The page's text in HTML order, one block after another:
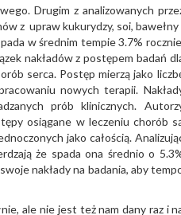
Drugim z analizowanych
z upraw kukurydzy, soi, bawełny
w średnim tempie 3.7%
nakładów z postępem badań
serca. Postęp mierzą jako
nowych terapii.
prób klinicznych.
osiągane w leczeniu chorób
jako całością.
że spada ona średnio o
nakłady na badania, aby
ale nie jest też nam dany raz i